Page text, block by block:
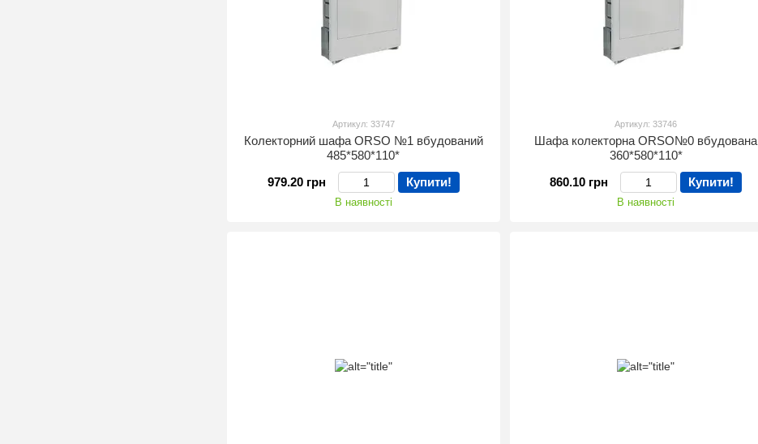
Артикул: 33747
Колекторний шафа ORSO №1 вбудований
485*580*110*
979.20 грн
Купити!
В наявності
Артикул: 33746
Шафа колекторна ORSO№0 вбудована
360*580*110*
860.10 грн
Купити!
В наявності